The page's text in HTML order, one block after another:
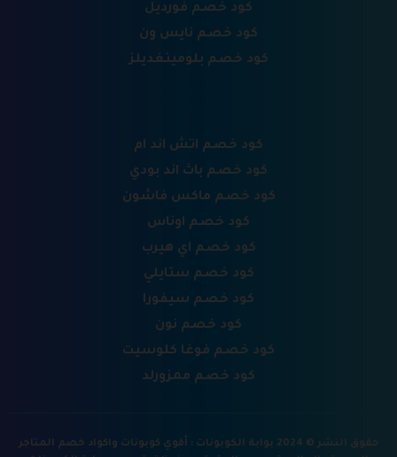
كود خصم فورديل
كود خصم نايس ون
كود خصم بلومينغديلز
كود خصم اتش اند ام
كود خصم باث اند بودي
كود خصم ماكس فاشون
كود خصم اوناس
كود خصم اي هيرب
كود خصم ستايلي
كود خصم سيفورا
كود خصم نون
كود خصم فوغا كلوسيت
كود خصم ممزورلد
حقوق النشر © 2024 بوابة الكوبونات : أقوي كوبونات واكواد خصم المتاجر